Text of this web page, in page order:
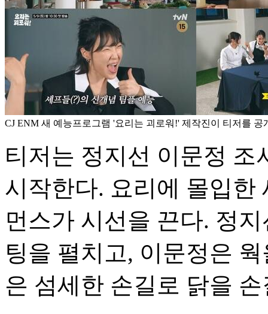
CJ ENM 새 예능프로그램 '요리는 괴로워!' 제작진이 티저를 공
티저는 정지선 이문정 조
시작한다. 요리에 몰입한
먼스가 시선을 끈다. 정
팅을 펼치고, 이문정은
은 섬세한 손길로 닭을